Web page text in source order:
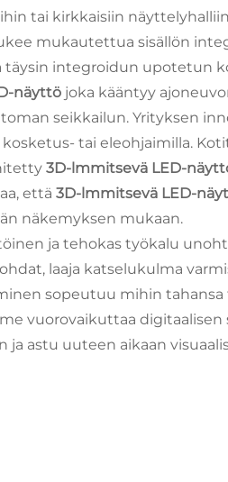
tai kirkkaisiin
mukautettua sisällön
täysin integroidun upotetun
näyttö joka kääntyy
seikkailun. Yrityksen
tai eleohjaimilla.
3D-lmmitsevä LED-
että 3D-lmmitsevä LED-
näkemyksen mukaan.
ja tehokas työkalu
laaja katselukulma
sopeutuu mihin tahansa
vuorovaikuttaa digitaalisen
ja astu uuteen aikaan